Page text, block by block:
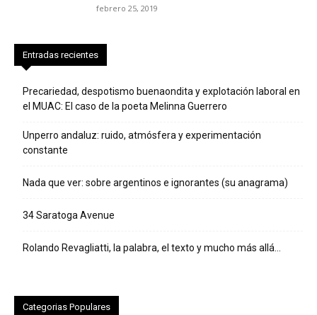
febrero 25, 2019
Entradas recientes
Precariedad, despotismo buenaondita y explotación laboral en
el MUAC: El caso de la poeta Melinna Guerrero
Unperro andaluz: ruido, atmósfera y experimentación
constante
Nada que ver: sobre argentinos e ignorantes (su anagrama)
34 Saratoga Avenue
Rolando Revagliatti, la palabra, el texto y mucho más allá…
Categorias Populares